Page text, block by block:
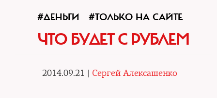
#ДЕНЬГИ #ТОЛЬКО НА САЙТЕ
ЧТО БУДЕТ С РУБЛЕМ
2014.09.21 | Сергей Алексашенко